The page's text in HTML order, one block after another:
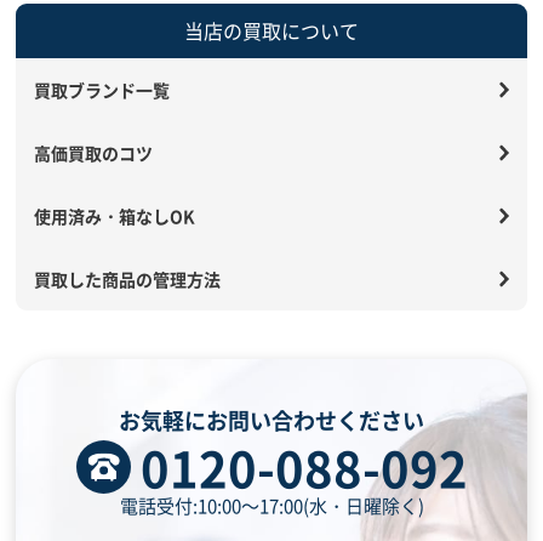
当店の買取について
買取ブランド一覧
高価買取のコツ
使用済み・箱なしOK
買取した商品の管理方法
お気軽にお問い合わせください
0120-088-092
電話受付:10:00～17:00(水・日曜除く)